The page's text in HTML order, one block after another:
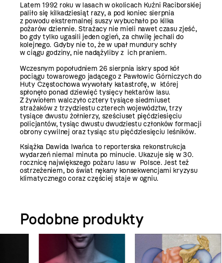
Latem 1992 roku w lasach w okolicach Kuźni Raciborskiej
paliło się kilkadziesiąt razy, a pod koniec sierpnia
z powodu ekstremalnej suszy wybuchało po kilka
pożarów dziennie. Strażacy nie mieli nawet czasu zjeść,
bo gdy tylko ugasili jeden ogień, za chwilę jechali do
kolejnego. Gdyby nie to, że w upał mundury schły
w ciągu godziny, nie nadążyliby z ich praniem.
Wczesnym popołudniem 26 sierpnia iskry spod kół
pociągu towarowego jadącego z Pawłowic Górniczych do
Huty Częstochowa wywołały katastrofę, w której
spłonęło ponad dziewięć tysięcy hektarów lasu.
Z żywiołem walczyło cztery tysiące siedmiuset
strażaków z trzydziestu czterech województw, trzy
tysiące dwustu żołnierzy, sześciuset pięćdziesięciu
policjantów, tysiąc dwustu dwudziestu członków formacji
obrony cywilnej oraz tysiąc stu pięćdziesięciu leśników.
Książka Dawida Iwańca to reporterska rekonstrukcja
wydarzeń niemal minuta po minucie. Ukazuje się w 30.
rocznicę największego pożaru lasu w Polsce. Jest też
ostrzeżeniem, bo świat nękany konsekwencjami kryzysu
klimatycznego coraz częściej staje w ogniu.
Podobne produkty